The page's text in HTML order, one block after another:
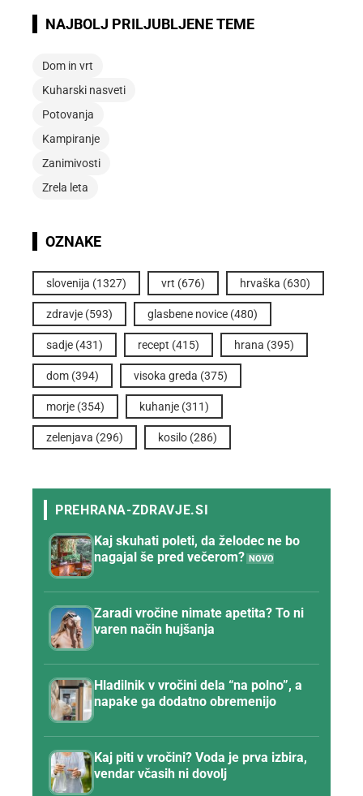
NAJBOLJ PRILJUBLJENE TEME
Dom in vrt
Kuharski nasveti
Potovanja
Kampiranje
Zanimivosti
Zrela leta
OZNAKE
slovenija (1327) vrt (676) hrvaška (630)
zdravje (593) glasbene novice (480)
sadje (431) recept (415) hrana (395)
dom (394) visoka greda (375)
morje (354) kuhanje (311)
zelenjava (296) kosilo (286)
Kaj skuhati poleti, da želodec ne bo
nagajal še pred večerom?
Zaradi vročine nimate apetita? To ni
varen način hujšanja
Hladilnik v vročini dela “na polno”, a
napake ga dodatno obremenijo
Kaj piti v vročini? Voda je prva izbira,
vendar včasih ni dovolj